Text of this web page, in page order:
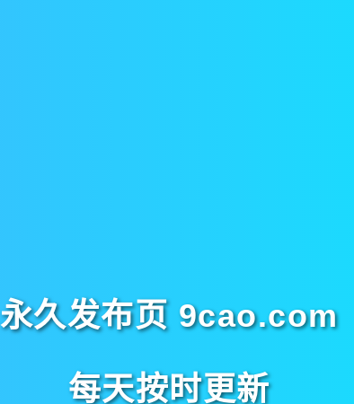
永久发布页 9cao.com
每天按时更新